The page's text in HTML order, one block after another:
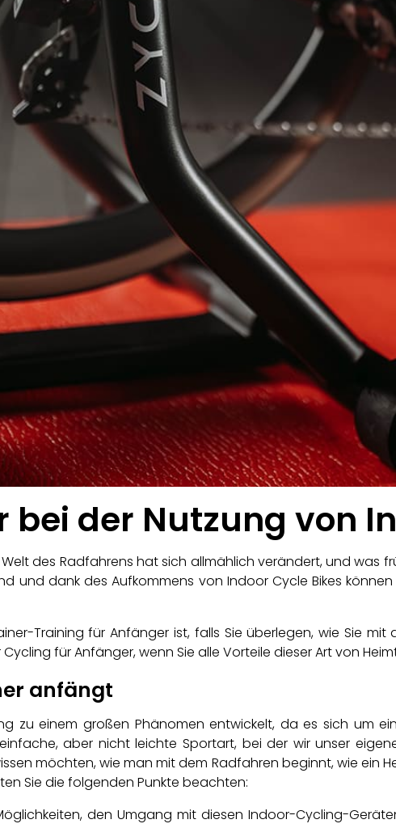
bei der Nutzung von
des Radfahrens hat sich allmählich verändert, und was
und dank des Aufkommens von Indoor Cycle Bikes
Training für Anfänger ist, falls Sie überlegen, wie Sie
für Anfänger, wenn Sie alle Vorteile dieser Art von
anfängt
zu einem großen Phänomen entwickelt, da es sich um
aber nicht leichte Sportart, bei der wir unser
möchten, wie man mit dem Radfahren beginnt, wie ein
Sie die folgenden Punkte beachten:
den Umgang mit diesen Indoor-Cycling-